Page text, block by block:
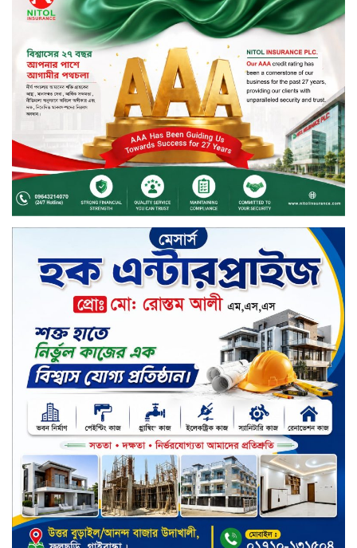
মাধবপুরে সিএনজি ও ট্রাকের মুখোমুখি
সংঘর্ষে নিহত দুই জন
ইসলামী ব্যাংকের শরী’আহ
সুপারভাইজরি কমিটির সভা অনুষ্ঠিত
বর্ষায় মানুষের পাশে বাংলালিংক; ১০
সিটি করপোরেশনে ১২ হাজারের বেশি
রেইনকোট বিতরণ
চুয়াডাঙ্গার জীবননগর সীমান্তে
বিএসএফের ৩ জনকে পুশ-ইন চেষ্টা
প্রতিহত করল বিজিবি
সিলেট জুড়ে বিষধর সাপ গুলো জঙ্গল
ছেড়ে লোকালয়ে আশ্রয় খুঁজছে
স্ট্যান্ডার্ড ইসলামী ব্যাংক পিএলসি.-এর
টাউন হল মিটিং-২০২৬ অনুষ্ঠিত
বিদায়ী সপ্তাহে দর পতনের শীর্ষে এস
আলম কোল্ড রোল্ড